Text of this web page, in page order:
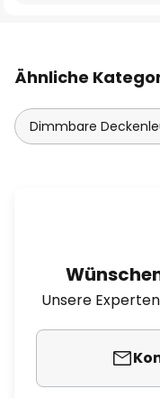
Ähnliche
Dimmbare
Unsere